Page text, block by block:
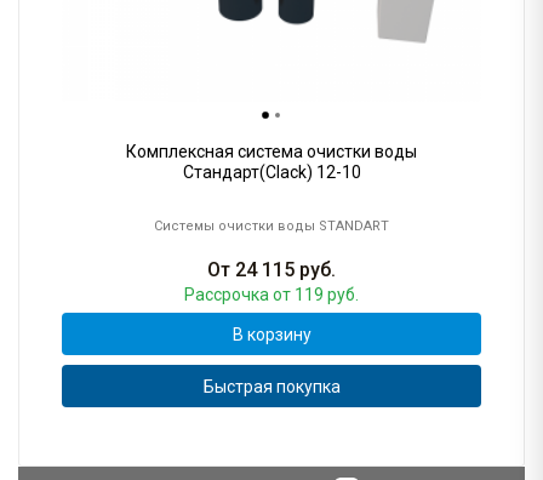
Комплексная система очистки воды
Стандарт(Clack) 12-10
Системы очистки воды STANDART
От 24 115 руб.
Рассрочка от 119 руб.
В корзину
Быстрая покупка